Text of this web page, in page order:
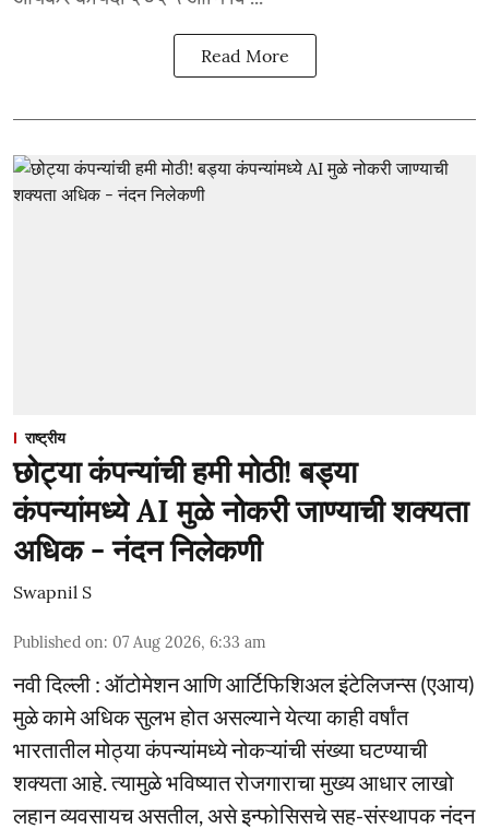
Read More
राष्ट्रीय
छोट्या कंपन्यांची हमी मोठी! बड्या
कंपन्यांमध्ये AI मुळे नोकरी जाण्याची शक्यता
अधिक - नंदन निलेकणी
Swapnil S
Published on: 07 Aug 2026, 6:33 am
नवी दिल्ली : ऑटोमेशन आणि आर्टिफिशिअल इंटेलिजन्स (एआय)
मुळे कामे अधिक सुलभ होत असल्याने येत्या काही वर्षांत
भारतातील मोठ्या कंपन्यांमध्ये नोकऱ्यांची संख्या घटण्याची
शक्यता आहे. त्यामुळे भविष्यात रोजगाराचा मुख्य आधार लाखो
लहान व्यवसायच असतील, असे इन्फोसिसचे सह-संस्थापक नंदन